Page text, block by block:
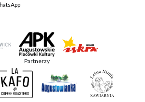
Partnerzy